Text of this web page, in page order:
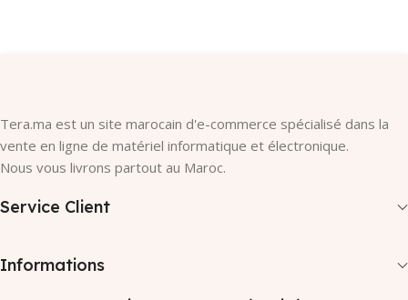
Tera.ma est un site marocain d'e-commerce spécialisé dans la
vente en ligne de matériel informatique et électronique.
Nous vous livrons partout au Maroc.
Service Client
Informations